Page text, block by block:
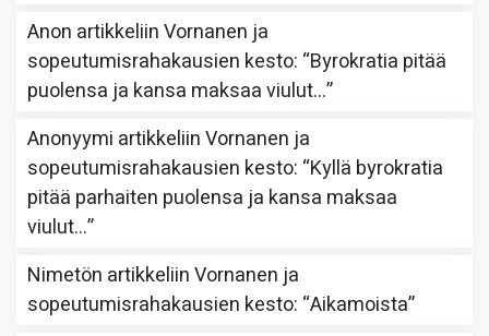
Anon artikkeliinVornanen ja
sopeutumisrahakausien kesto: “Byrokratia pitää
puolensa ja kansa maksaa viulut…”
Anonyymi artikkeliinVornanen ja
sopeutumisrahakausien kesto: “Kyllä byrokratia
pitää parhaiten puolensa ja kansa maksaa
viulut…”
Nimetön artikkeliinVornanen ja
sopeutumisrahakausien kesto: “Aikamoista”